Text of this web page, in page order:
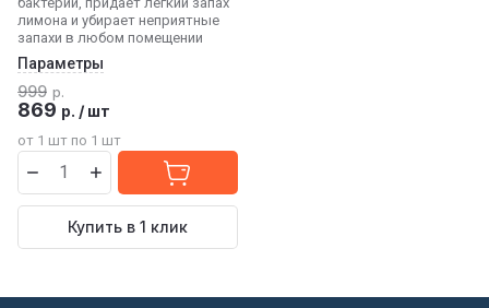
лимона и убирает неприятные
запахи в любом помещении
Параметры
999 р.
869 р. / шт
от 1 шт по 1 шт
Купить в 1 клик